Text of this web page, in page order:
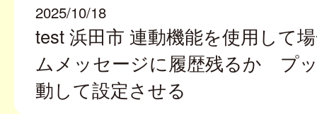
2025/10/18
test 浜田市 連動機能を使用して
ムメッセージに履歴残るか プ
動して設定させる